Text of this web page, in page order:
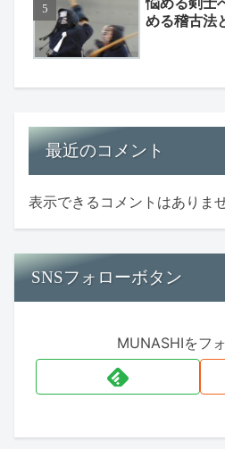
悩める剣士
める稽古法
最近のコメント
表示できるコメントはありませ
SNSフォローボタン
MUNASHIをフ